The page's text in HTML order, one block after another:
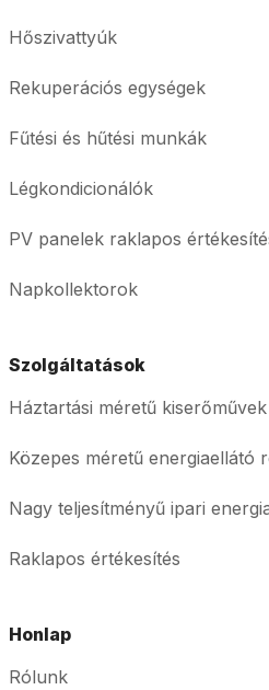
Hőszivattyúk
Rekuperációs egységek
Fűtési és hűtési munkák
Légkondicionálók
PV panelek raklapos
Napkollektorok
Szolgáltatások
Háztartási méretű kiserőművek
Közepes méretű energiaellátó
Nagy teljesítményű ipari
Raklapos értékesítés
Honlap
Rólunk